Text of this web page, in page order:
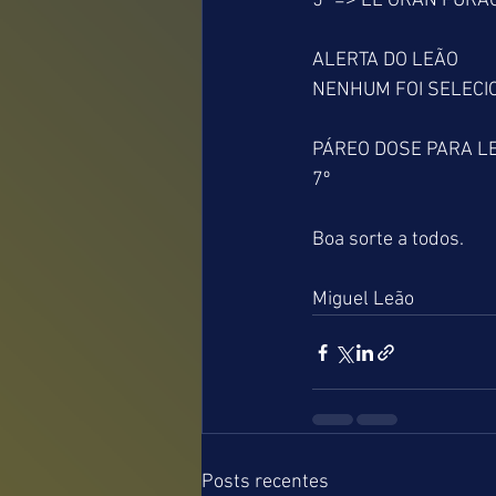
ALERTA DO LEÃO
NENHUM FOI
PÁREO DOSE PARA
7º
Boa sorte a todos.
Miguel Leão
Posts recentes